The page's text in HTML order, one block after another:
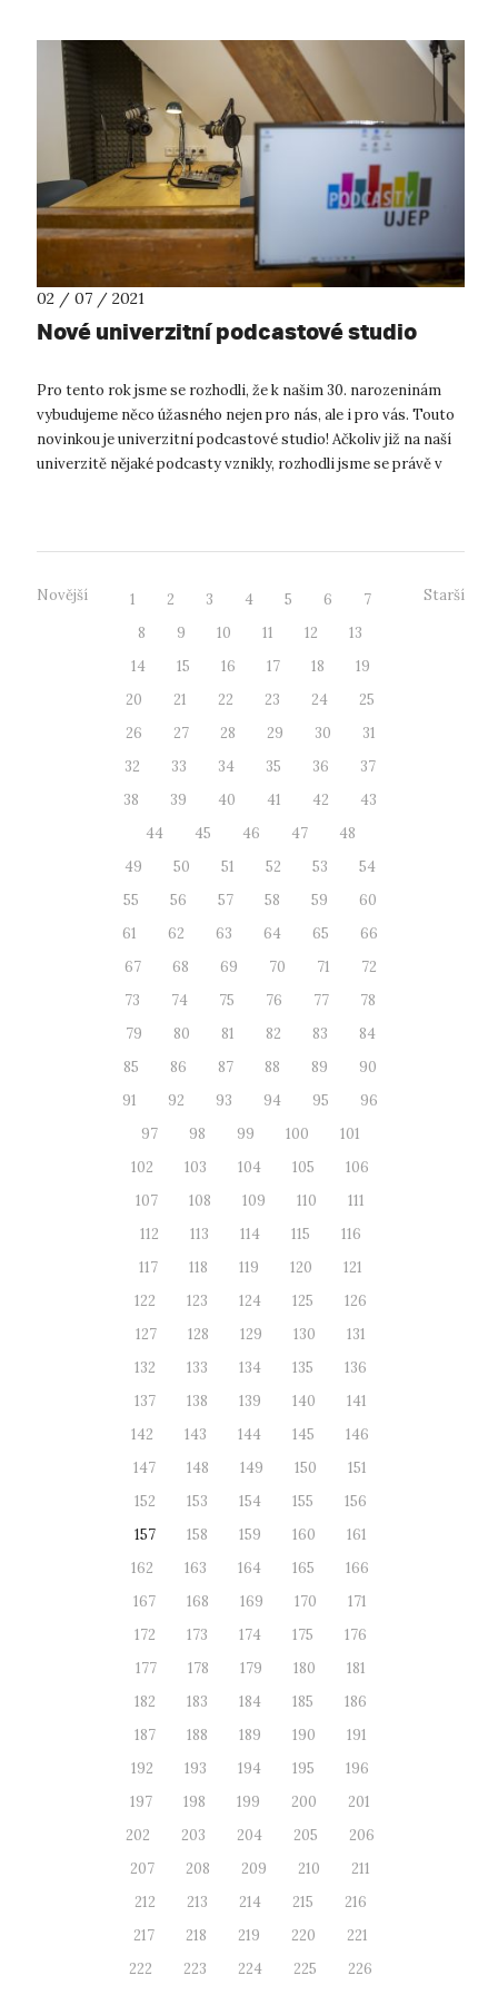
02 / 07 / 2021
Nové univerzitní podcastové studio
Pro tento rok jsme se rozhodli, že k našim 30. narozeninám
vybudujeme něco úžasného nejen pro nás, ale i pro vás. Touto
novinkou je univerzitní podcastové studio! Ačkoliv již na naší
univerzitě nějaké podcasty vznikly, rozhodli jsme se právě v
Novější 1 2 3 4 5 6
7
8
9 10 11 12
13
14
15 16 17 18
19
20
21 22 23 24
25
26
27 28 29 30
31
32
33 34 35 36
37
38
39 40 41 42
43
44
45 46 47
48
49
50 51 52 53
54
55
56 57 58 59
60
61
62 63 64 65
66
67
68 69 70 71
72
73
74 75 76 77
78
79
80 81 82 83
84
85
86 87 88 89
90
91
92 93 94 95
96
97
98 99 100
101
102
103 104 105
106
107
108 109 110
111
112
113 114 115
116
117
118 119 120
121
122
123 124 125
126
127
128 129 130
131
132
133 134 135
136
137
138 139 140
141
142
143 144 145
146
147
148 149 150
151
152
153 154 155
156
157
158 159 160
161
162
163 164 165
166
167
168 169 170
171
172
173 174 175
176
177
178 179 180
181
182
183 184 185
186
187
188 189 190
191
192
193 194 195
196
197
198 199 200
201
202
203 204 205
206
207
208 209 210
211
212
213 214 215
216
217
218 219 220
221
222
223 224 225
226
Starší